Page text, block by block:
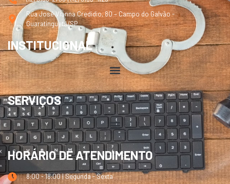
Rua José Vianna Credidio, 80 – Campo do Galvão -
Guaratinguetá/SP
INSTITUCIONAL
SERVIÇOS
HORÁRIO DE ATENDIMENTO
8:00 - 18:00 | Segunda - Sexta